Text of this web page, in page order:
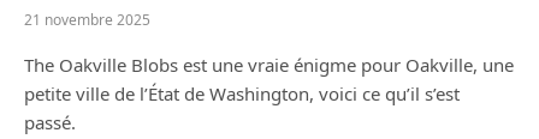
21 novembre 2025
The Oakville Blobs est une vraie énigme pour Oakville, une
petite ville de l’État de Washington, voici ce qu’il s’est
passé.